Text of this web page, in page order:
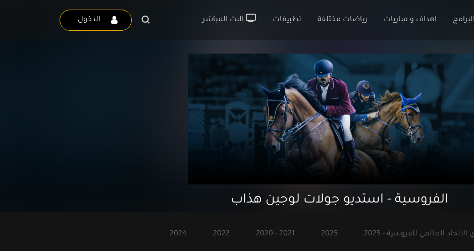
البرامج اهداف و مباريات رياضات مختلفة تطبيقات البث المباشر الدخول
الفروسية - استديو جولات لوجين هذاب
2024 2022 2020 - 2021 2025 الاتحاد العالمي للفروسية - 2025